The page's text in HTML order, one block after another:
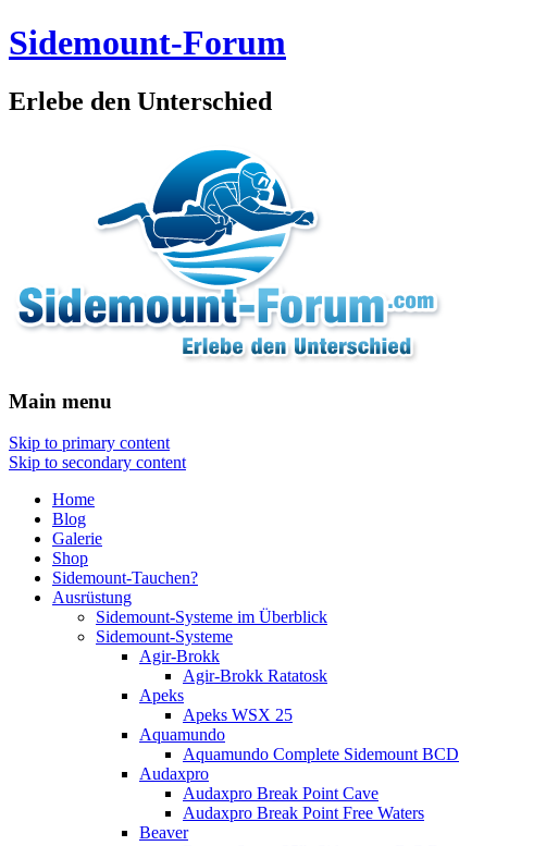
Sidemount-Forum
Erlebe den Unterschied
Main menu
Skip to primary content
Skip to secondary content
Home
Blog
Galerie
Shop
Sidemount-Tauchen?
Ausrüstung
Sidemount-Systeme im Überblick
Sidemount-Systeme
Agir-Brokk
Agir-Brokk Ratatosk
Apeks
Apeks WSX 25
Aquamundo
Aquamundo Complete Sidemount BCD
Audaxpro
Audaxpro Break Point Cave
Audaxpro Break Point Free Waters
Beaver